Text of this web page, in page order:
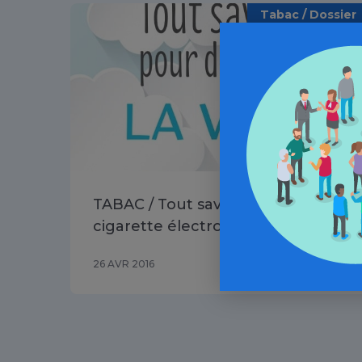
Tabac / Dossier
TABAC / Tout savoir sur la
cigarette électronique
26 AVR 2016